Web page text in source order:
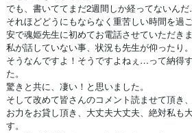
でも、書いててまだ2週間しか経ってないんだ
それほどどうにもならなく重苦しい時間を過
安で魂姫先生に初めてお電話させていただきま
私が話していない事、状況も先生が仰ったり。
そうなんですよ！そうですよねぇ…って納得
た。
驚きと共に、凄い！と思いました。
そして改めて皆さんのコメント読ませて頂き
お力をお貸し頂き、大丈夫大丈夫、絶対私も
す。